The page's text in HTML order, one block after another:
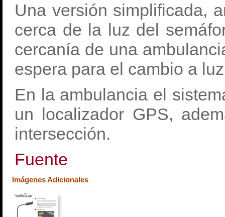
Una versión simplificada,
cerca de la luz del
cercanía de una
espera para el cambio a
En la ambulancia el
un localizador GPS,
intersección.
Fuente
Imágenes Adicionales